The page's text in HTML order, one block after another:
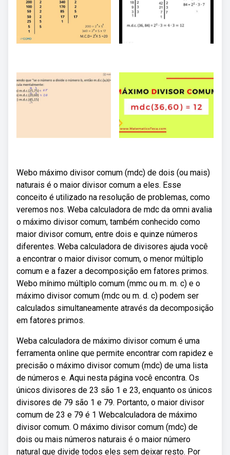
Webo máximo divisor comum (mdc) de dois (ou mais)
naturais é o maior divisor comum a eles. Esse
conceito é utilizado na resolução de problemas, como
veremos nos. Weba calculadora de mdc da omni avalia
o máximo divisor comum, também conhecido como
maior divisor comum, entre dois e quinze números
diferentes. Weba calculadora de divisores ajuda você
a encontrar o maior divisor comum, o menor múltiplo
comum e a fazer a decomposição em fatores primos.
Webo mínimo múltiplo comum (mmc ou m. m. c) e o
máximo divisor comum (mdc ou m. d. c) podem ser
calculados simultaneamente através da decomposição
em fatores primos.
Weba calculadora de máximo divisor comum é uma
ferramenta online que permite encontrar com rapidez e
precisão o máximo divisor comum (mdc) de uma lista
de números e. Aqui nesta página você encontra. Os
únicos divisores de 23 são 1 e 23, enquanto os únicos
divisores de 79 são 1 e 79. Portanto, o maior divisor
comum de 23 e 79 é 1 Webcalculadora de máximo
divisor comum. O máximo divisor comum (mdc) de
dois ou mais números naturais é o maior número
natural que divide todos eles sem deixar resto. Por